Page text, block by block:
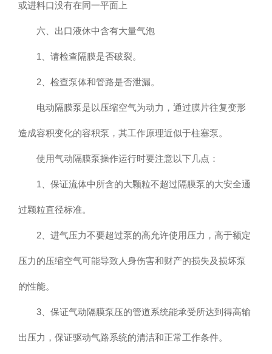
或进料口没有在同一平面上
六、出口液休中含有大量气泡
1、请检查隔膜是否破裂。
2、检查泵体和管路是否泄漏。
电动隔膜泵是以压缩空气为动力，通过膜片往复变形
造成容积变化的容积泵，其工作原理近似于柱塞泵。
使用气动隔膜泵操作运行时要注意以下几点：
1、保证流体中所含的大颗粒不超过隔膜泵的大安全通
过颗粒直径标准。
2、进气压力不要超过泵的高允许使用压力，高于额定
压力的压缩空气可能导致人身伤害和财产的损失及损坏泵
的性能。
3、保证气动隔膜泵压的管道系统能承受所达到得高输
出压力，保证驱动气路系统的清洁和正常工作条件。